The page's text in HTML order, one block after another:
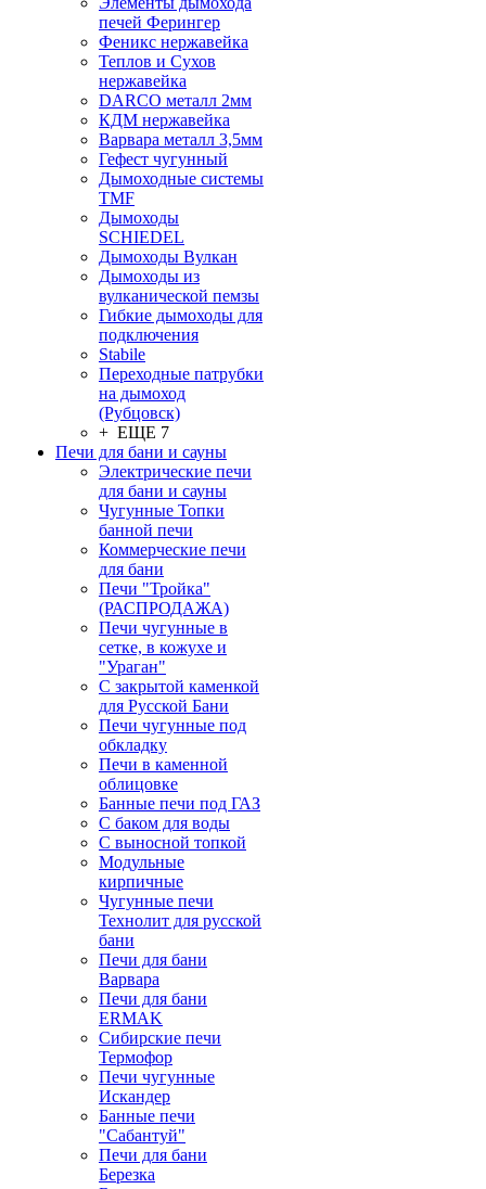
печей Ферингер
Феникс нержавейка
Теплов и Сухов
нержавейка
DARCO металл 2мм
КДМ нержавейка
Варвара металл 3,5мм
Гефест чугунный
Дымоходные системы
TMF
Дымоходы
SCHIEDEL
Дымоходы Вулкан
Дымоходы из
вулканической пемзы
Гибкие дымоходы для
подключения
Stabile
Переходные патрубки
на дымоход
(Рубцовск)
+ ЕЩЕ 7
Печи для бани и сауны
Электрические печи
для бани и сауны
Чугунные Топки
банной печи
Коммерческие печи
для бани
Печи "Тройка"
(РАСПРОДАЖА)
Печи чугунные в
сетке, в кожухе и
"Ураган"
С закрытой каменкой
для Русской Бани
Печи чугунные под
обкладку
Печи в каменной
облицовке
Банные печи под ГАЗ
С баком для воды
С выносной топкой
Модульные
кирпичные
Чугунные печи
Технолит для русской
бани
Печи для бани
Варвара
Печи для бани
ERMAK
Сибирские печи
Термофор
Печи чугунные
Искандер
Банные печи
"Сабантуй"
Печи для бани
Березка